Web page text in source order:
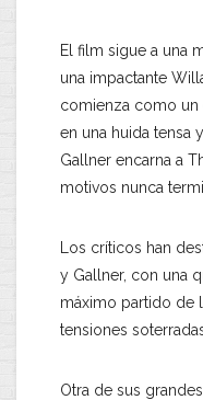
El film sigue a una
una impactante
comienza como un
en una huida tensa
Gallner encarna a
motivos nunca
Los críticos han
y Gallner, con una
máximo partido de
tensiones
Otra de sus